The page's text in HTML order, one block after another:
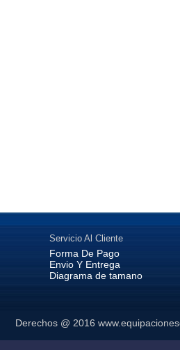
Servicio Al Cliente
Forma De Pago
Envio Y Entrega
Diagrama de tamano
Derechos @ 2016